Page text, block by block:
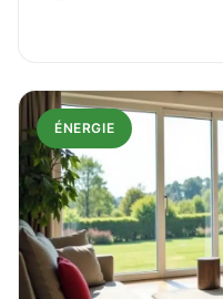
ÉNERGIE